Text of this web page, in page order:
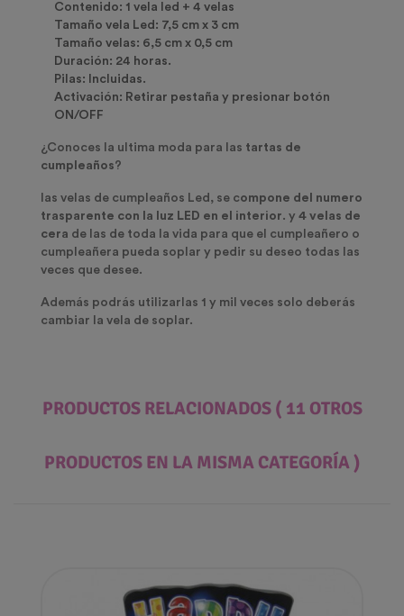
Contenido: 1 vela led + 4 velas
Tamaño vela Led: 7,5 cm x 3 cm
Tamaño velas: 6,5 cm x 0,5 cm
Duración: 24 horas.
Pilas:
Incluidas.
Activación: Retirar pestaña y presionar botón
ON/OFF
¿Conoces la ultima moda para las tartas de
cumpleaños?
las velas de cumpleaños Led, se compone del numero
trasparente con la luz LED en el interior. y 4 velas de
cera de las de toda la vida para que el cumpleañero o
cumpleañera pueda soplar y pedir su deseo todas las
veces que desee.
Además podrás utilizarlas 1 y mil veces solo deberás
cambiar la vela de soplar.
PRODUCTOS RELACIONADOS ( 11 OTROS
PRODUCTOS EN LA MISMA CATEGORÍA )